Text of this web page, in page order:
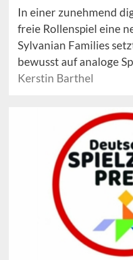
In einer zunehmend
freie Rollenspiel eine
Sylvanian Families
bewusst auf analoge
Kerstin Barthel